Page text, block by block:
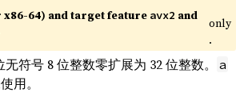
x86-64) and target feature avx2 and
only
.
符号 8 位整数零扩展为 32 位整数。 a
用。